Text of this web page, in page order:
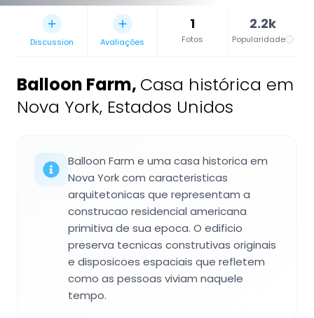
Discussion Avaliações
1
Fotos
2.2k
Popularidade
Balloon Farm, Casa histórica em
Nova York, Estados Unidos
Balloon Farm e uma casa historica em
Nova York com caracteristicas
arquitetonicas que representam a
construcao residencial americana
primitiva de sua epoca. O edificio
preserva tecnicas construtivas originais
e disposicoes espaciais que refletem
como as pessoas viviam naquele
tempo.